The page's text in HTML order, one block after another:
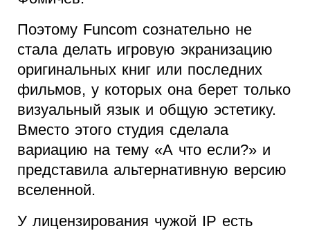
Поэтому Funcom сознательно не
стала делать игровую экранизацию
оригинальных книг или последних
фильмов, у которых она берет только
визуальный язык и общую эстетику.
Вместо этого студия сделала
вариацию на тему «А что если?» и
представила альтернативную версию
вселенной.
У лицензирования чужой IP есть